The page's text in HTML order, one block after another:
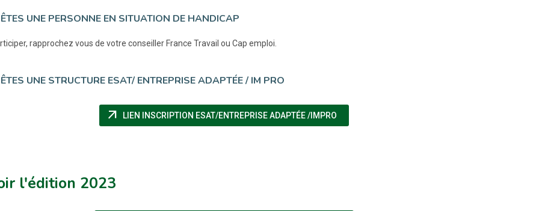
UNE PERSONNE EN SITUATION DE HANDICAP
rapprochez vous de votre conseiller France Travail ou Cap emploi.
UNE STRUCTURE ESAT/ ENTREPRISE ADAPTÉE / IM PRO
arrow_outward LIEN INSCRIPTION ESAT/ENTREPRISE ADAPTÉE /IMPRO
l'édition 2023